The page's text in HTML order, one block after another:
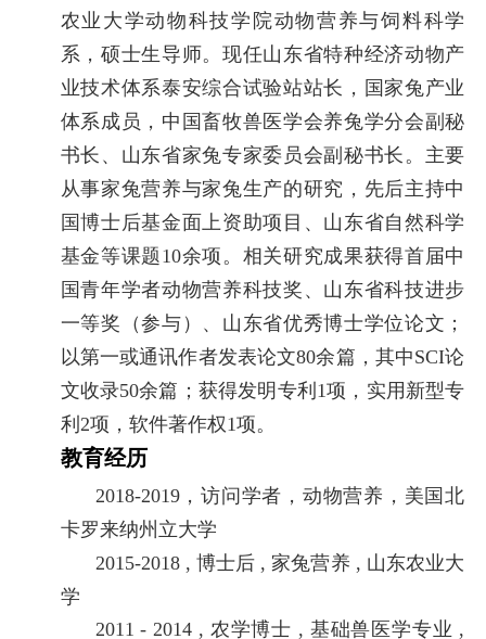
农业大学动物科技学院动物营养与饲料科学
系，硕士生导师。现任山东省特种经济动物产
业技术体系泰安综合试验站站长，国家兔产业
体系成员，中国畜牧兽医学会养兔学分会副秘
书长、山东省家兔专家委员会副秘书长。主要
从事家兔营养与家兔生产的研究，先后主持中
国博士后基金面上资助项目、山东省自然科学
基金等课题10余项。相关研究成果获得首届中
国青年学者动物营养科技奖、山东省科技进步
一等奖（参与）、山东省优秀博士学位论文；
以第一或通讯作者发表论文80余篇，其中SCI论
文收录50余篇；获得发明专利 1项，实用新型专
利 2项，软件著作权1项。
教育经历
2018-2019，访问学者，动物营养，美国北
卡罗来纳州立大学
2015-2018, 博士后 , 家兔营养 , 山东农业大
学
2011 -2014 , 农学博士 , 基础兽医学专业 ,